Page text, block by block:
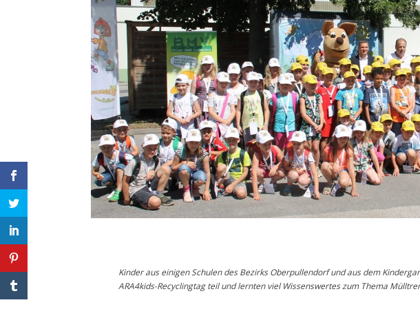
Kinder aus einigen Schulen des Bezirks Oberpullendorf und aus dem
ARA4kids-Recyclingtag teil und lernten viel Wissenswertes zum Thema